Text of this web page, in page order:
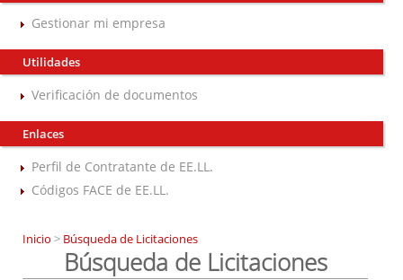
Gestionar mi empresa
Utilidades
Verificación de documentos
Enlaces
Perfil de Contratante de EE.LL.
Códigos FACE de EE.LL.
Inicio > Búsqueda de Licitaciones
Búsqueda de Licitaciones